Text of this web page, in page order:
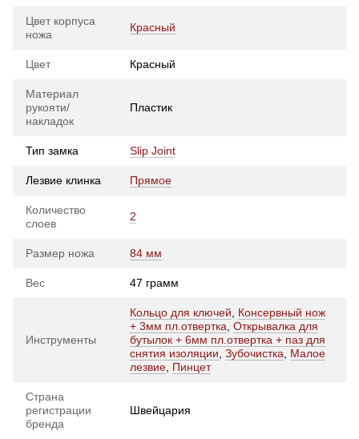
Цвет корпуса
ножа
Красный
Цвет Красный
Материал
рукояти/
накладок
Пластик
Тип замка Slip Joint
Лезвие клинка Прямое
Количество
слоев
2
Размер ножа 84 мм
Вес 47 грамм
Инструменты
Кольцо для ключей
Консервный нож
+ 3мм пл.отвертка Открывалка для
бутылок + 6мм пл.отвертка + паз для
снятия изоляции Зубочистка
Малое
лезвие Пинцет
Страна
регистрации
бренда
Швейцария